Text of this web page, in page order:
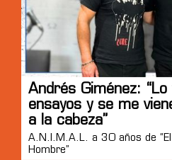
Andrés Giménez:
ensayos y se me
a la cabeza”
A.N.I.M.A.L. a 30 años de “El
Hombre”